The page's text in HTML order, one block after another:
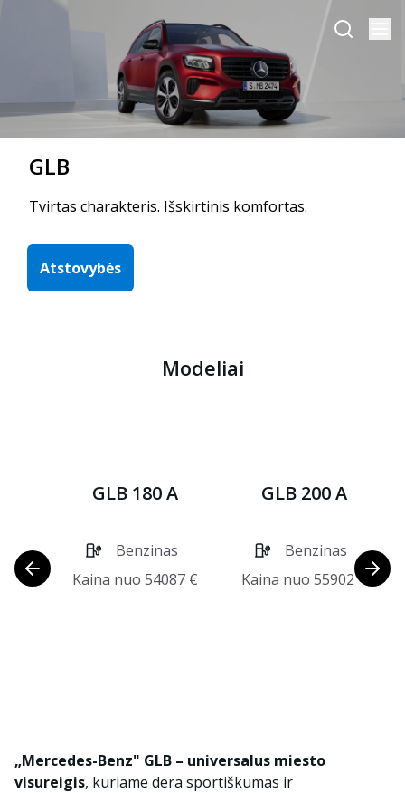
GLB
Tvirtas charakteris. Išskirtinis komfortas.
Atstovybės
Modeliai
GLB 180 A
Benzinas
Kaina nuo 54087 €
GLB 200 A
Benzinas
Kaina nuo 55902€
„Mercedes-Benz" GLB – universalus miesto
visureigis, kuriame dera sportiškumas ir